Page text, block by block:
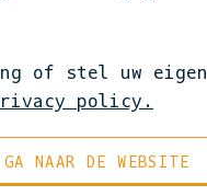
of stel uw
policy.
NAAR DE WEBSITE